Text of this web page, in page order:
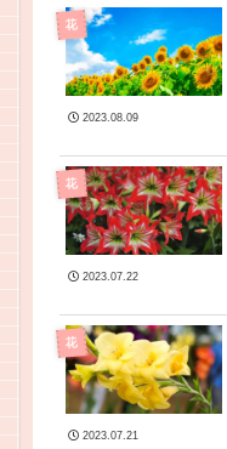
花
2023.08.09
花
2023.07.22
花
2023.07.21